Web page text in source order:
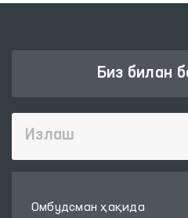
Биз билан
Омбудсман ҳақида